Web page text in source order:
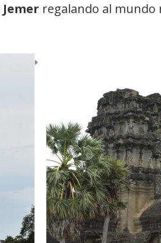
Jemer regalando al mundo